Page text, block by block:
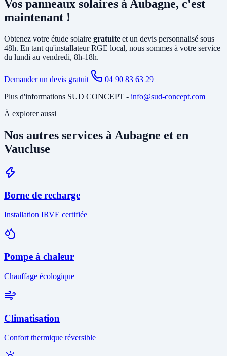
existant et le tirage de câbles DC depuis la toiture. Si votre tableau
est ancien ou sous-dimensionné, une mise à jour partielle peut être
nécessaire. Notre étude gratuite à Aubagne identifie tous les travaux
Vos panneaux solaires à Aubagne, c'est
maintenant !
Obtenez votre étude solaire gratuite et un devis personnalisé sous
48h. En tant qu'installateur RGE local, nous sommes à votre service
du lundi au vendredi, 8h-18h.
Demander un devis gratuit
04 90 83 63 29
Plus d'informations SUD CONCEPT - info@sud-concept.com
À explorer aussi
Nos autres services à Aubagne et en
Vaucluse
Borne de recharge
Installation IRVE certifiée
Pompe à chaleur
Chauffage écologique
Climatisation
Confort thermique réversible